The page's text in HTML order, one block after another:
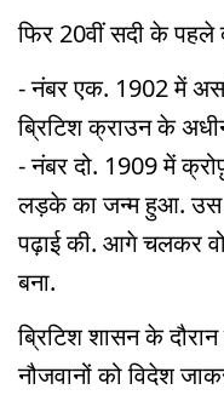
फिर 20वीं सदी के पहले
- नंबर एक. 1902 में
ब्रिटिश क्राउन के
- नंबर दो. 1909 में
लड़के का जन्म हुआ. उस
पढ़ाई की. आगे चलकर
बना.
ब्रिटिश शासन के
नौजवानों को विदेश